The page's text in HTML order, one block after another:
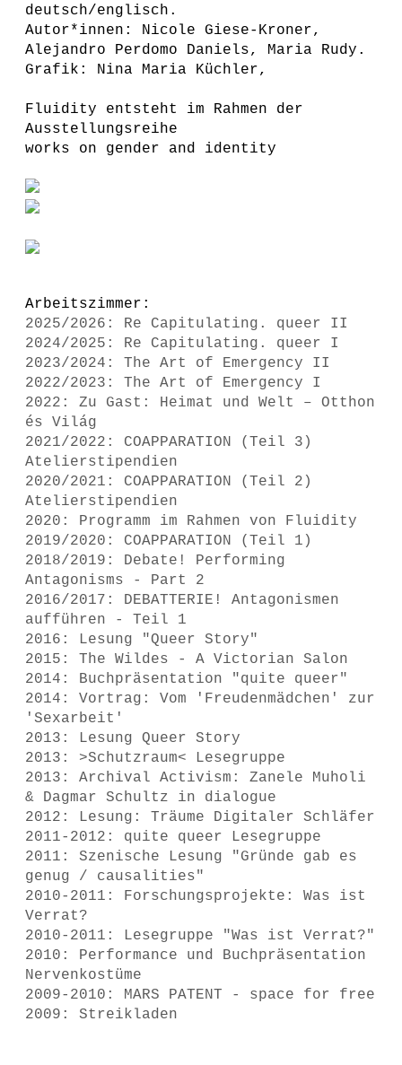
deutsch/englisch.
Autor*innen: Nicole Giese-Kroner,
Alejandro Perdomo Daniels, Maria Rudy.
Grafik: Nina Maria Küchler,
Fluidity entsteht im Rahmen der
Ausstellungsreihe
works on gender and identity
Arbeitszimmer:
2025/2026: Re Capitulating. queer II
2024/2025: Re Capitulating. queer I
2023/2024: The Art of Emergency II
2022/2023: The Art of Emergency I
2022: Zu Gast: Heimat und Welt – Otthon
és Világ
2021/2022: COAPPARATION (Teil 3)
Atelierstipendien
2020/2021: COAPPARATION (Teil 2)
Atelierstipendien
2020: Programm im Rahmen von Fluidity
2019/2020: COAPPARATION (Teil 1)
2018/2019: Debate! Performing
Antagonisms - Part 2
2016/2017: DEBATTERIE! Antagonismen
aufführen - Teil 1
2016: Lesung "Queer Story"
2015: The Wildes - A Victorian Salon
2014: Buchpräsentation "quite queer"
2014: Vortrag: Vom 'Freudenmädchen' zur
'Sexarbeit'
2013: Lesung Queer Story
2013: >Schutzraum< Lesegruppe
2013: Archival Activism: Zanele Muholi
& Dagmar Schultz in dialogue
2012: Lesung: Träume Digitaler Schläfer
2011-2012: quite queer Lesegruppe
2011: Szenische Lesung "Gründe gab es
genug / causalities"
2010-2011: Forschungsprojekte: Was ist
Verrat?
2010-2011: Lesegruppe "Was ist Verrat?"
2010: Performance und Buchpräsentation
Nervenkostüme
2009-2010: MARS PATENT - space for free
2009: Streikladen